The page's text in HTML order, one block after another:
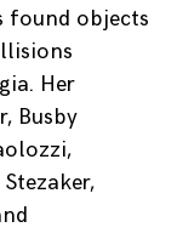
found objects
Her
Busby